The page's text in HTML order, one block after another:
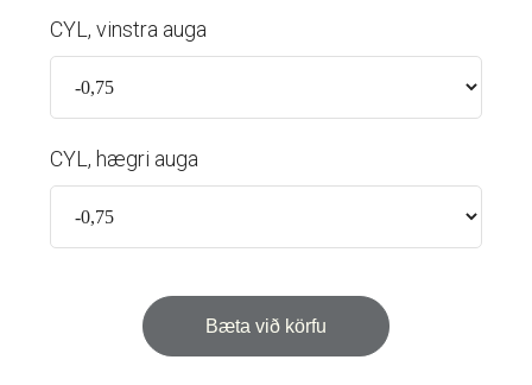
CYL, vinstra auga
CYL, hægri auga
Bæta við körfu